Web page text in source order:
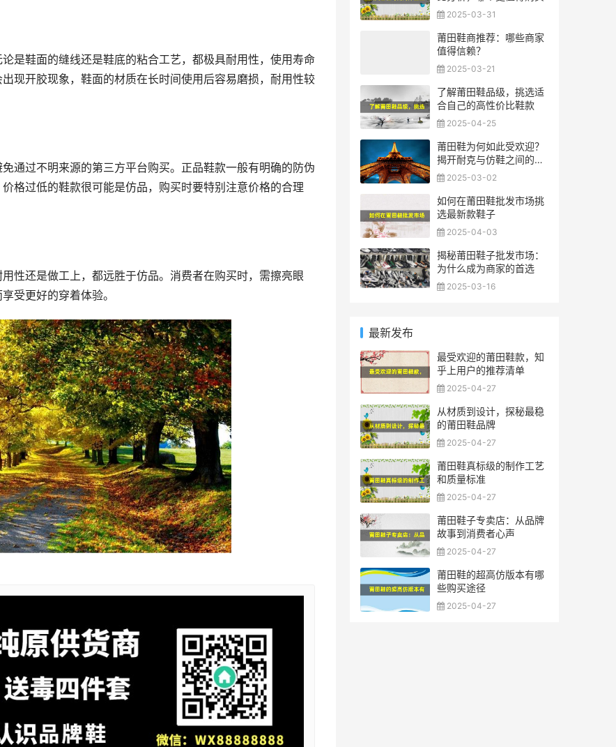
是鞋面的缝线还是鞋底的粘合工艺，都极具耐用性，使用寿命
现开胶现象，鞋面的材质在长时间使用后容易磨损，耐用性较
通过不明来源的第三方平台购买。正品鞋款一般有明确的防伪
格过低的鞋款很可能是仿品，购买时要特别注意价格的合理
性还是做工上，都远胜于仿品。消费者在购买时，需擦亮眼
受更好的穿着体验。
2025-03-31
莆田鞋商推荐：哪些商家
值得信赖？
2025-03-21
了解莆田鞋品级，挑选适
合自己的高性价比鞋款
2025-04-25
莆田鞋为何如此受欢迎？
揭开耐克与仿鞋之间的迷
雾 2025-03-02
如何在莆田鞋批发市场挑
选最新款鞋子
2025-04-03
揭秘莆田鞋子批发市场：
为什么成为商家的首选
2025-03-16
最新发布
最受欢迎的莆田鞋款，知
乎上用户的推荐清单
2025-04-27
从材质到设计，探秘最稳
的莆田鞋品牌
2025-04-27
莆田鞋真标级的制作工艺
和质量标准
2025-04-27
莆田鞋子专卖店：从品牌
故事到消费者心声
2025-04-27
莆田鞋的超高仿版本有哪
些购买途径
2025-04-27